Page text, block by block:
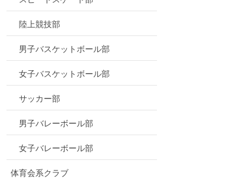
陸上競技部
男子バスケットボール部
女子バスケットボール部
サッカー部
男子バレーボール部
女子バレーボール部
体育会系クラブ